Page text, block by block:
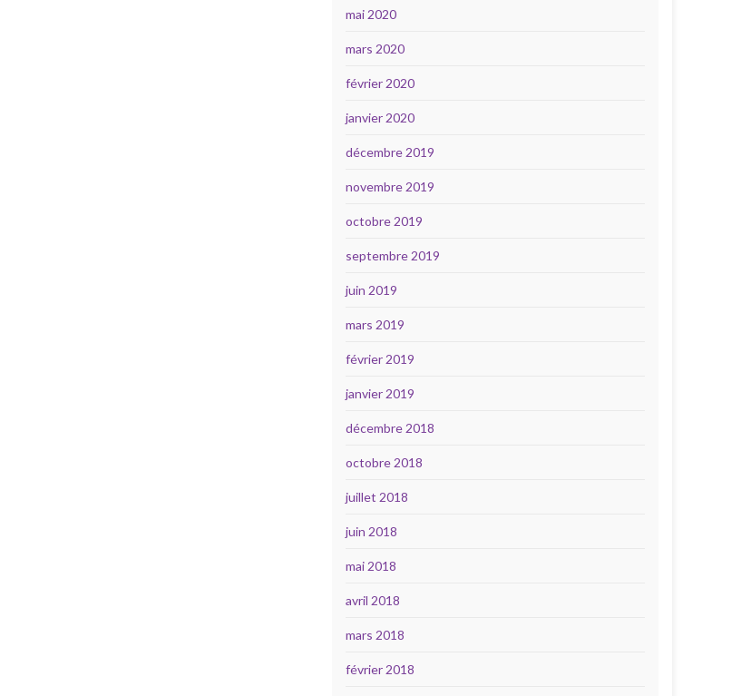
mai 2020
mars 2020
février 2020
janvier 2020
décembre 2019
novembre 2019
octobre 2019
septembre 2019
juin 2019
mars 2019
février 2019
janvier 2019
décembre 2018
octobre 2018
juillet 2018
juin 2018
mai 2018
avril 2018
mars 2018
février 2018